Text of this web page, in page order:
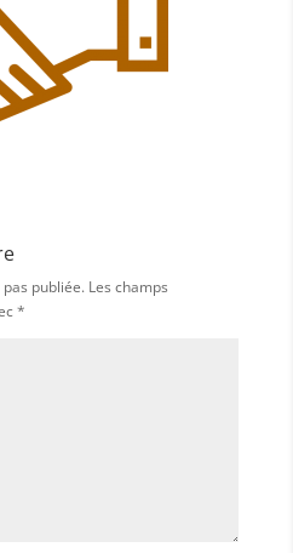
publiée. Les champs
*